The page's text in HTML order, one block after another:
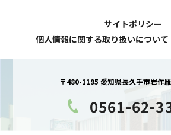
サイトポリシー
個人情報に関する取り扱いについて
〒480-1195 愛知県長久手市岩作
0561-62-